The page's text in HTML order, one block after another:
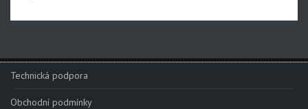
Technická podpora
Obchodní podmínky